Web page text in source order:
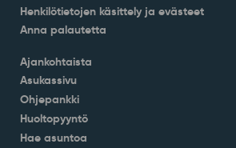
Henkilötietojen käsittely ja evästeet
Anna palautetta
Ajankohtaista
Asukassivu
Ohjepankki
Huoltopyyntö
Hae asuntoa